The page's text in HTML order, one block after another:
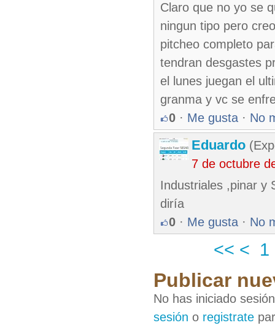
Claro que no yo se
ningun tipo pero
pitcheo completo
tendran desgastes
el lunes juegan el
granma y vc se
0 · Me gusta · No
Eduardo
7 de octubre
Industriales ,pinar y
diría
0 · Me gusta · No
<< < 1
Publicar
No has iniciado
sesión o registrate